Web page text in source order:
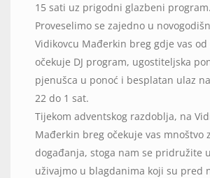
15 sati uz prigodni glazbeni program.
Proveselimo se zajedno u
Vidikovcu Mađerkin breg gdje vas od
očekuje DJ program, ugostiteljska
pjenušca u ponoć i besplatan ulaz
22 do 1 sat.
Tijekom adventskog razdoblja, na
Mađerkin breg očekuje vas mnoštvo
događanja, stoga nam se pridružite
uživajmo u blagdanima koji su pred